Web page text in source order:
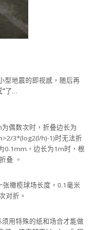
型地震的即视感，随后再
”了…
偶数次时，折叠边长为
3*(log2(l/h)-1)时无法折
0.1mm，边长为1m时，根
叠 。
张橄榄球场长度，0.1毫米
对折。
用特殊的纸和场合才能做